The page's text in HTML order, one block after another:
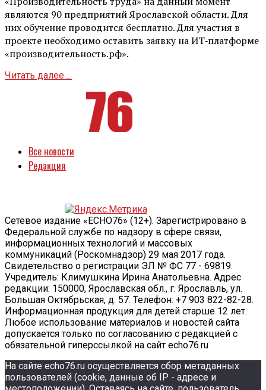
являются 90 предприятий Ярославской области. Для
них обучение проводится бесплатно. Для участия в
проекте необходимо оставить заявку на ИТ‑платформе
«производительность.рф».
Читать далее ...
Все новости
Редакция
Сетевое издание «ECHO76» (12+). Зарегистрировано в
Федеральной службе по надзору в сфере связи,
информационных технологий и массовых
коммуникаций (Роскомнадзор) 29 мая 2017 года.
Свидетельство о регистрации ЭЛ № ФС 77 - 69819.
Учредитель: Климушкина Ирина Анатольевна. Адрес
редакции: 150000, Ярославская обл., г. Ярославль, ул.
Большая Октябрьская, д. 57. Телефон: +7 903 822-82-28.
Информационная продукция для детей старше 12 лет.
Любое использование материалов и новостей сайта
допускается только по согласованию с редакцией с
обязательной гиперссылкой на сайт echo76.ru
На сайте echo76.ru осуществляется сбор метаданных
пользователей (cookie, данные об IP - адресе и